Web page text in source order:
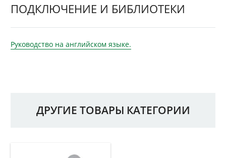
ПОДКЛЮЧЕНИЕ И БИБЛИОТЕКИ
Руководство на английском языке.
ДРУГИЕ ТОВАРЫ КАТЕГОРИИ